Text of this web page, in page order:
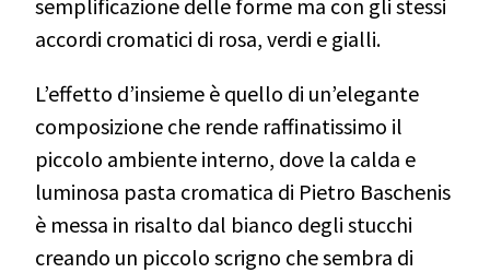
semplificazione delle forme ma con gli stessi
accordi cromatici di rosa, verdi e gialli.
L’effetto d’insieme è quello di un’elegante
composizione che rende raffinatissimo il
piccolo ambiente interno, dove la calda e
luminosa pasta cromatica di Pietro Baschenis
è messa in risalto dal bianco degli stucchi
creando un piccolo scrigno che sembra di